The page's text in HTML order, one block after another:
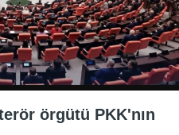
örgütü PKK'nın